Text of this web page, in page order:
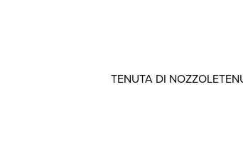
TENUTA DI NOZZOLE